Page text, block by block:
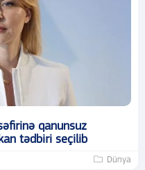
qanunsuz
tədbiri seçilib
Dünya